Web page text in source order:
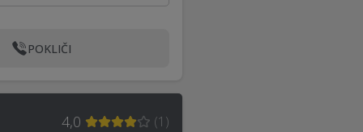
POKLIČI
4,0 (1 )